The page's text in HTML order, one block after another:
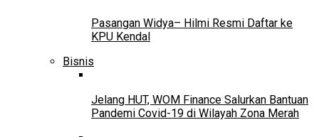
Pasangan Widya– Hilmi Resmi Daftar ke
KPU Kendal
Bisnis
Jelang HUT, WOM Finance Salurkan Bantuan
Pandemi Covid-19 di Wilayah Zona Merah